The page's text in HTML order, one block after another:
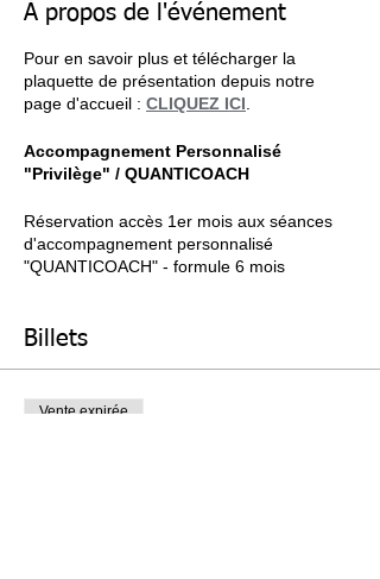
À propos de l'événement
Pour en savoir plus et télécharger la
plaquette de présentation depuis notre
page d'accueil : CLIQUEZ ICI
Accompagnement Personnalisé
"Privilège" / QUANTICOACH
Réservation accès 1er mois aux séances
d'accompagnement personnalisé
"QUANTICOACH" - formule 6 mois
d'accompagnement personnalisé Privilège
Billets
Vente expirée